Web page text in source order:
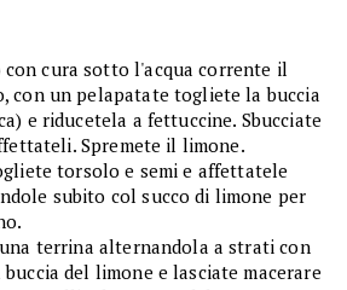
cura sotto l'acqua corrente il
con un pelapatate togliete la buccia
e riducetela a fettuccine. Sbucciate
Spremete il limone.
torsolo e semi e affettatele
subito col succo di limone per
terrina alternandola a strati con
del limone e lasciate macerare